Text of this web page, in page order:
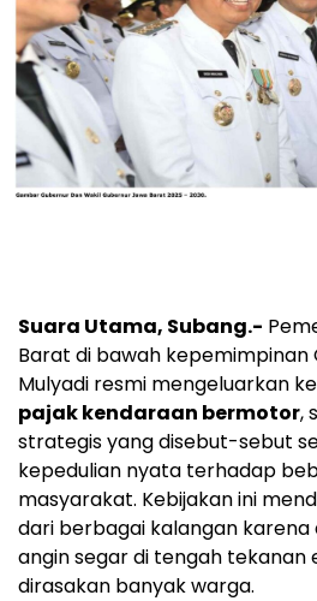
Suara Utama, Subang.-
Barat di bawah kepemimpinan
Mulyadi resmi mengeluarkan
pajak kendaraan bermotor,
strategis yang disebut-sebut
kepedulian nyata terhadap
masyarakat. Kebijakan ini
dari berbagai kalangan
angin segar di tengah tekanan
dirasakan banyak warga.